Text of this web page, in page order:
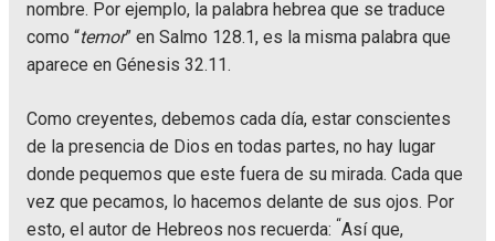
nombre. Por ejemplo, la palabra hebrea que se traduce
como “temor” en Salmo 128.1, es la misma palabra que
aparece en Génesis 32.11.
Como creyentes, debemos cada día, estar conscientes
de la presencia de Dios en todas partes, no hay lugar
donde pequemos que este fuera de su mirada. Cada que
vez que pecamos, lo hacemos delante de sus ojos. Por
esto, el autor de Hebreos nos recuerda: “Así que,